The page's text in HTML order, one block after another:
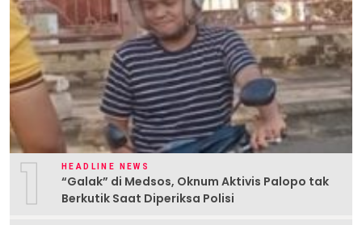
1 HEADLINE NEWS
“Galak” di Medsos, Oknum Aktivis Palopo tak
Berkutik Saat Diperiksa Polisi